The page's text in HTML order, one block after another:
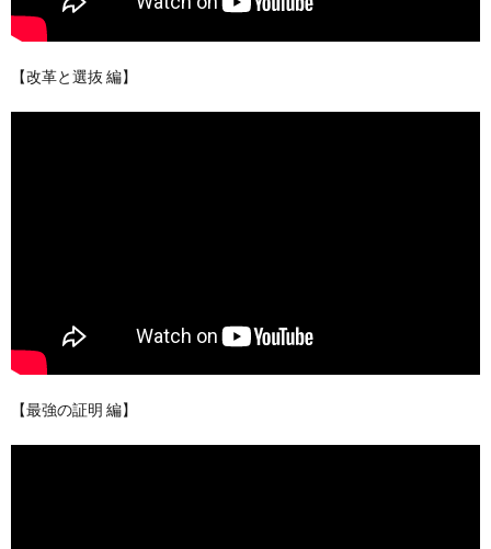
【改革と選抜 編】
【最強の証明 編】